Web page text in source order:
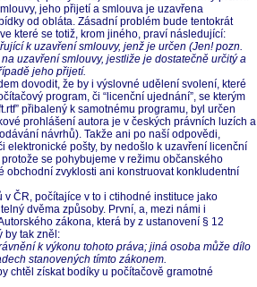
jeho přijetí a smlouva je uzavřena
od obláta. Zásadní problém bude tentokrát
které se totiž, krom jiného, praví následující:
k uzavření smlouvy, jenž je určen (Jen! pozn.
uzavření smlouvy, jestliže je dostatečně určitý a
jeho přijetí.
dovodit, že by i výslovné udělení svolení, které
program, či “licenční ujednání”, se kterým
přibalený k samotnému programu, byl určen
prohlášení autora je v českých právních luzích a
návrhů). Takže ani po naší odpovědi,
pošty, by nedošlo k uzavření licenční
se pohybujeme v režimu občanského
zvyklosti ani konstruovat konkludentní
ČR, počítajíce v to i ctihodné instituce jako
dvěma způsoby. První, a, mezi námi i
zákona, která by z ustanovení § 12
by tak zněl:
k výkonu tohoto práva; jiná osoba může dílo
stanovených tímto zákonem.
chtěl získat bodíky u počítačově gramotné